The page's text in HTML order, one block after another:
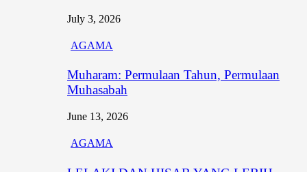
July 3, 2026
AGAMA
Muharam: Permulaan Tahun, Permulaan
Muhasabah
June 13, 2026
AGAMA